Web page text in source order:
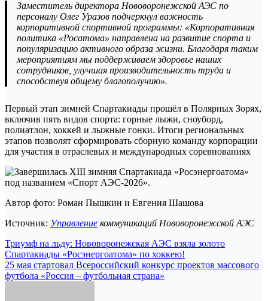
Заместитель директора Нововоронежской АЭС по
персоналу Олег Уразов подчеркнул важность
корпоративной спортивной программы: «Корпоративная
политика «Росатома» направлена на развитие спорта и
популяризацию активного образа жизни. Благодаря таким
мероприятиям мы поддерживаем здоровье наших
сотрудников, улучшая производительность труда и
способствуя общему благополучию».
Первый этап зимней Спартакиады прошёл в Полярных Зорях,
включив пять видов спорта: горные лыжи, сноуборд,
полиатлон, хоккей и лыжные гонки. Итоги региональных
этапов позволят сформировать сборную команду корпорации
для участия в отраслевых и международных соревнованиях
Автор фото: Роман Пышкин и Евгения Шашова
Источник: Управление коммуникаций Нововоронежской АЭС
Навигация
по
записям
Триумф на льду: Нововоронежская АЭС взяла золото
Спартакиады «Росэнергоатома» по хоккею!
25 мая стартовал Всероссийский конкурс проектов массового
футбола «Россия – футбольная страна»